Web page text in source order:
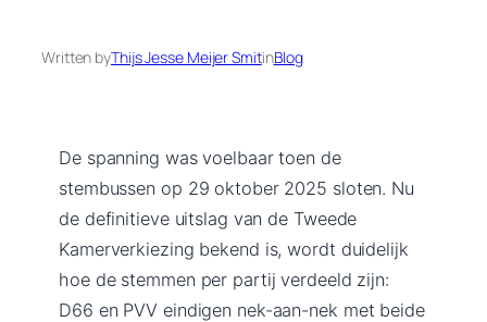
Written byThijs Jesse Meijer SmitinBlog
De spanning was voelbaar toen de
stembussen op 29 oktober 2025 sloten. Nu
de definitieve uitslag van de Tweede
Kamerverkiezing bekend is, wordt duidelijk
hoe de stemmen per partij verdeeld zijn:
D66 en PVV eindigen nek-aan-nek met beide